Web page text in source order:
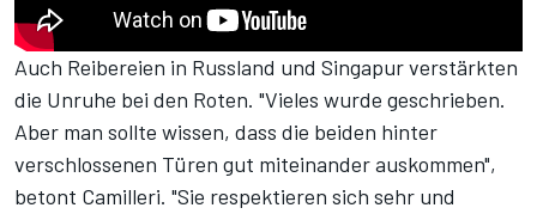
Auch Reibereien in Russland und Singapur verstärkten
die Unruhe bei den Roten. "Vieles wurde geschrieben.
Aber man sollte wissen, dass die beiden hinter
verschlossenen Türen gut miteinander auskommen",
betont Camilleri. "Sie respektieren sich sehr und